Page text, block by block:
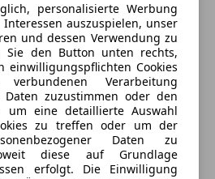
personalisierte Werbung
auszuspielen, unser
und dessen Verwendung zu
Sie den Button unten rechts,
einwilligungspflichten Cookies
Verarbeitung
Daten zuzustimmen oder den
um eine detaillierte Auswahl
zu treffen oder um der
Daten zu
diese auf Grundlage
erfolgt. Die Einwilligung